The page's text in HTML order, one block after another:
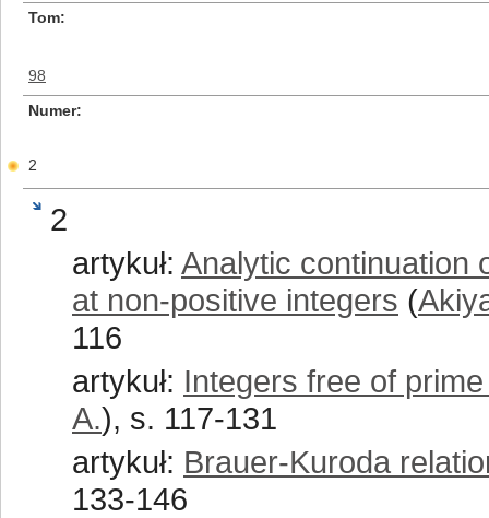
Tom
98
Numer
2
2
artykuł: Analytic continuation
at non-positive integers (
116
artykuł: Integers free of
A.), s. 117-131
artykuł: Brauer-Kuroda
133-146